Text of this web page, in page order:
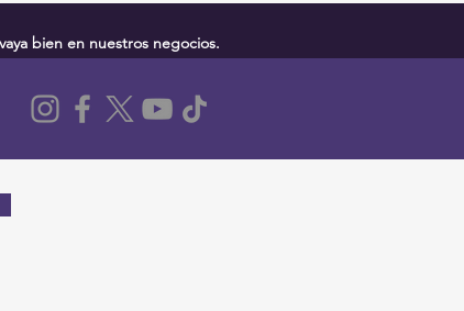
bien en nuestros negocios.